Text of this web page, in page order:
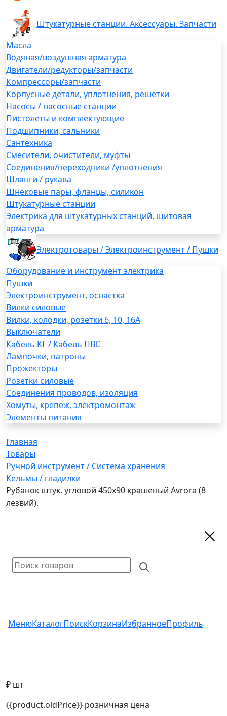
Штукатурные станции. Аксессуары. Запчасти
Масла
Водяная/воздушная арматура
Двигатели/редукторы/запчасти
Компрессоры/запчасти
Корпусные детали, уплотнения, решетки
Насосы / насосные станции
Пистолеты и комплектующие
Подшипники, сальники
Сантехника
Смесители, очистители, муфты
Соединения/переходники /уплотнения
Шланги / рукава
Шнековые пары, фланцы, силикон
Штукатурные станции
Электрика для штукатурных станций, щитовая
арматура
Электротовары / Электроинструмент / Пушки
Оборудование и инструмент электрика
Пушки
Электроинструмент, оснастка
Вилки силовые
Вилки, колодки, розетки 6, 10, 16А
Выключатели
Кабель КГ / Кабель ПВС
Лампочки, патроны
Прожекторы
Розетки силовые
Соединения проводов, изоляция
Хомуты, крепеж, электромонтаж
Элементы питания
Главная
Товары
Ручной инструмент / Система хранения
Кельмы / гладилки
Рубанок штук. угловой 450х90 крашеный Avrora (8
лезвий).
МенюКаталогПоискКорзинаИзбранноеПрофиль
₽ шт
{{product.oldPrice}} розничная цена